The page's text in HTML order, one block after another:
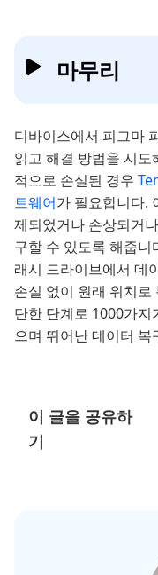
마무리
디바이스에서 피그마
읽고 해결 방법을 시
적으로 손실된 경우
트웨어가 필요합니다.
제되었거나 손상되거
구할 수 있도록 해줍니
래시 드라이브에서 데
손실 없이 원래 위치
단한 단계로 1000가지
으며 뛰어난 데이터 복
이 글을 공유하
기